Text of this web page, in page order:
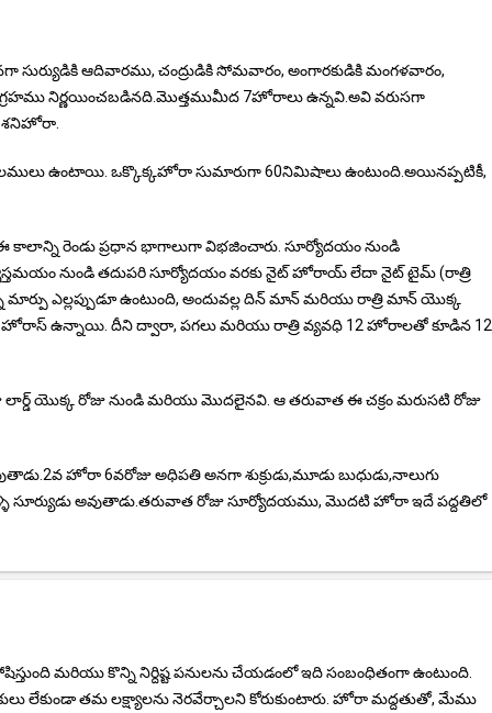
సుర్యుడికి ఆదివారము, చంద్రుడికి సోమవారం, అంగారకుడికి మంగళవారం,
గ్రహము నిర్ణయించబడినది.మొత్తముమీద 7హోరాలు ఉన్నవి.అవి వరుసగా
శనిహోరా.
ఉంటాయి. ఒక్కొక్కహోరా సుమారుగా 60నిమిషాలు ఉంటుంది.అయినప్పటికీ,
కాలాన్ని రెండు ప్రధాన భాగాలుగా విభజించారు. సూర్యోదయం నుండి
నుండి తదుపరి సూర్యోదయం వరకు నైట్ హోరాయ్ లేదా నైట్ టైమ్ (రాత్రి
ఎల్లప్పుడూ ఉంటుంది, అందువల్ల దిన్ మాన్ మరియు రాత్రి మాన్ యొక్క
హోరాస్ ఉన్నాయి. దీని ద్వారా, పగలు మరియు రాత్రి వ్యవధి 12 హోరాలతో కూడిన 12
యొక్క రోజు నుండి మరియు మొదలైనవి. ఆ తరువాత ఈ చక్రం మరుసటి రోజు
హోరా 6వరోజు అధిపతి అనగా శుక్రుడు,మూడు బుధుడు,నాలుగు
మళ్ళి సూర్యుడు అవుతాడు.తరువాత రోజు సూర్యోదయము, మొదటి హోరా ఇదే పద్దతిలో
మరియు కొన్ని నిర్దిష్ట పనులను చేయడంలో ఇది సంబంధితంగా ఉంటుంది.
లేకుండా తమ లక్ష్యాలను నెరవేర్చాలని కోరుకుంటారు. హోరా మద్దతుతో, మేము